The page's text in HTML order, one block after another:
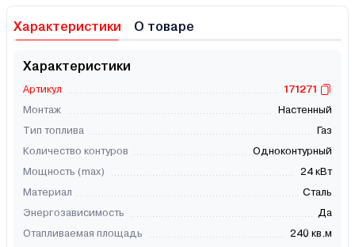
Характеристики О товаре
Характеристики
Артикул
171271
Монтаж
Настенный
Тип топлива
Газ
Количество контуров
Одноконтурный
Мощность (max)
24 кВт
Материал
Сталь
Энергозависимость
Да
Отапливаемая площадь
240 кв.м